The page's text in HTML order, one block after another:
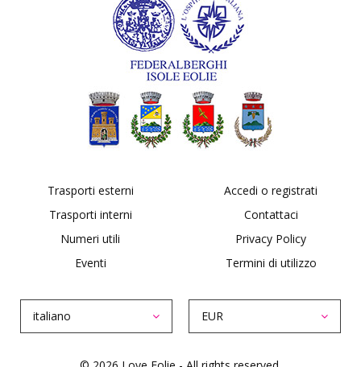
Trasporti esterni
Trasporti interni
Numeri utili
Eventi
Accedi o registrati
Contattaci
Privacy Policy
Termini di utilizzo
italiano EUR